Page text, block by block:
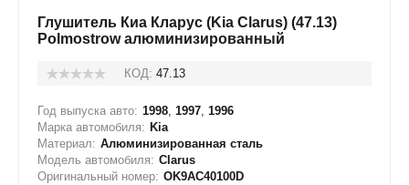
Глушитель Киа Кларус (Kia Clarus) (47.13)
Polmostrow алюминизированный
КОД: 47.13
Год выпуска авто: 1998, 1997, 1996
Марка автомобиля: Kia
Материал: Алюминизированная сталь
Модель автомобиля: Clarus
Оригинальный номер: OK9AC40100D